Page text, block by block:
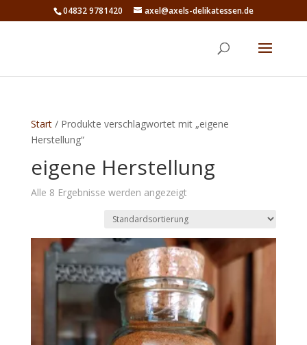
04832 9781420 axel@axels-delikatessen.de
Start/ Produkte verschlagwortet mit „eigene
Herstellung“
eigene Herstellung
Alle 8 Ergebnisse werden angezeigt